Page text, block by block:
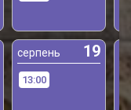
серпень 19
13:00